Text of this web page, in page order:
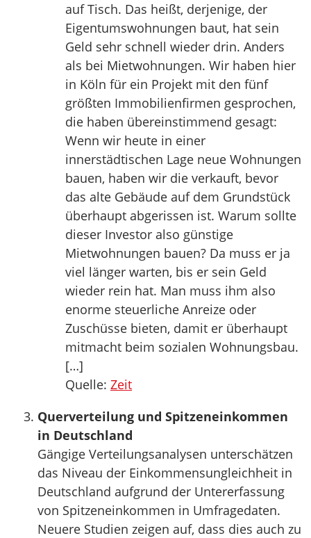
auf Tisch. Das heißt, derjenige, der
Eigentumswohnungen baut, hat sein
Geld sehr schnell wieder drin. Anders
als bei Mietwohnungen. Wir haben hier
in Köln für ein Projekt mit den fünf
größten Immobilienfirmen gesprochen,
die haben übereinstimmend gesagt:
Wenn wir heute in einer
innerstädtischen Lage neue Wohnungen
bauen, haben wir die verkauft, bevor
das alte Gebäude auf dem Grundstück
überhaupt abgerissen ist. Warum sollte
dieser Investor also günstige
Mietwohnungen bauen? Da muss er ja
viel länger warten, bis er sein Geld
wieder rein hat. Man muss ihm also
enorme steuerliche Anreize oder
Zuschüsse bieten, damit er überhaupt
mitmacht beim sozialen Wohnungsbau.
[…]
Quelle: Zeit
Querverteilung und Spitzeneinkommen
in Deutschland
Gängige Verteilungsanalysen unterschätzen
das Niveau der Einkommensungleichheit in
Deutschland aufgrund der Untererfassung
von Spitzeneinkommen in Umfragedaten.
Neuere Studien zeigen auf, dass dies auch zu